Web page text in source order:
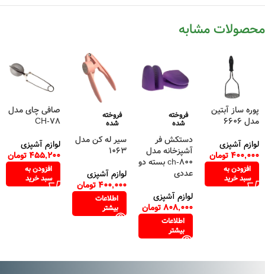
محصولات مشابه
پوره ساز آبتین
مدل 6606
لوازم آشپزی
400,000تومان
افزودن به
سبد خرید
فروخته
شده
دستکش فر
آشپزخانه مدل
ch-800 بسته دو
عددی
لوازم آشپزی
808,000تومان
اطلاعات
بیشتر
فروخته
شده
سیر له‌ کن مدل
1063
لوازم آشپزی
400,000تومان
اطلاعات
بیشتر
صافی چای مدل
CH-78
لوازم آشپزی
455,200تومان
افزودن به
سبد خرید